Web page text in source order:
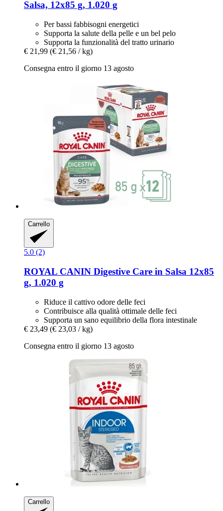
Salsa, 12x85 g, 1.020 g
Per bassi fabbisogni energetici
Supporta la salute della pelle e un bel pelo
Supporta la funzionalità del tratto urinario
€ 21,99 (€ 21,56 / kg)
Consegna entro il giorno 13 agosto
Carrello
5.0 (2)
ROYAL CANIN Digestive Care in Salsa 12x85
g, 1.020 g
Riduce il cattivo odore delle feci
Contribuisce alla qualità ottimale delle feci
Supporta un sano equilibrio della flora intestinale
€ 23,49 (€ 23,03 / kg)
Consegna entro il giorno 13 agosto
Carrello